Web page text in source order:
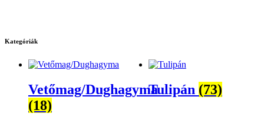
Kategóriák
Vetőmag/Dughagyma
(18)
Tulipán (73)